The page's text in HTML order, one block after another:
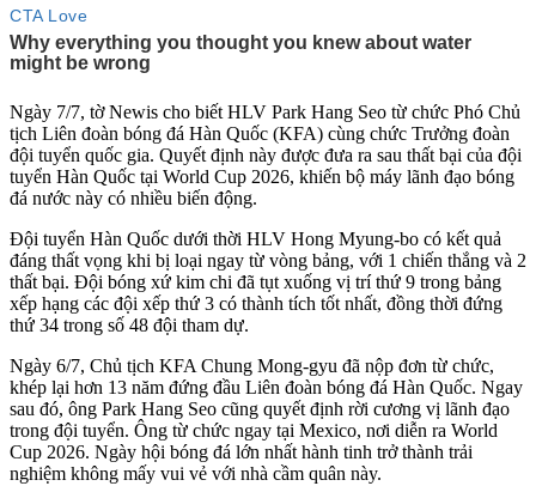
Ngày 7/7, tờ Newis cho biết HLV Park Hang Seo từ chức Phó Chủ
tịch Liên đoàn bóng đá Hàn Quốc (KFA) cùng chức Trưởng đoàn
đội tuyển quốc gia. Quyết định này được đưa ra sau thất bại của đội
tuyển Hàn Quốc tại World Cup 2026, khiến bộ máy lãnh đạo bóng
đá nước này có nhiều biến động.
Đội tuyển Hàn Quốc dưới thời HLV Hong Myung-bo có kết quả
đáng thất vọng khi bị loại ngay từ vòng bảng, với 1 chiến thắng và 2
thất bại. Đội bóng xứ kim chi đã tụt xuống vị trí thứ 9 trong bảng
xếp hạng các đội xếp thứ 3 có thành tích tốt nhất, đồng thời đứng
thứ 34 trong số 48 đội tham dự.
Ngày 6/7, Chủ tịch KFA Chung Mong-gyu đã nộp đơn từ chức,
khép lại hơn 13 năm đứng đầu Liên đoàn bóng đá Hàn Quốc. Ngay
sau đó, ông Park Hang Seo cũng quyết định rời cương vị lãnh đạo
trong đội tuyển. Ông từ chức ngay tại Mexico, nơi diễn ra World
Cup 2026. Ngày hội bóng đá lớn nhất hành tinh trở thành trải
nghiệm không mấy vui vẻ với nhà cầm quân này.